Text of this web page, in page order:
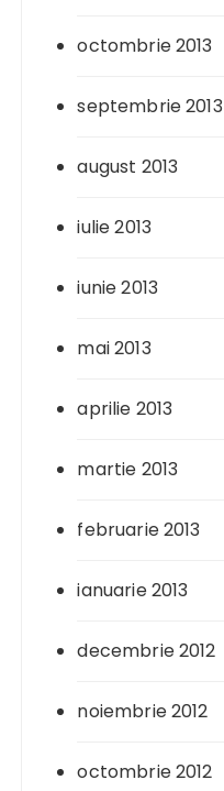
octombrie 2013
septembrie 2013
august 2013
iulie 2013
iunie 2013
mai 2013
aprilie 2013
martie 2013
februarie 2013
ianuarie 2013
decembrie 2012
noiembrie 2012
octombrie 2012